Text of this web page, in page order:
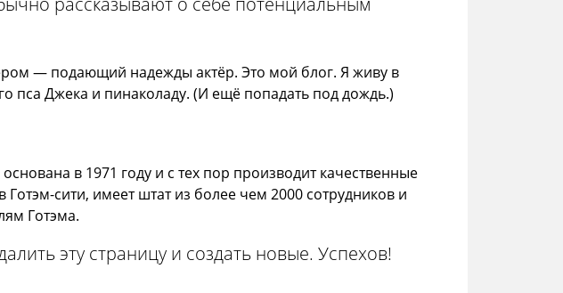
— подающий надежды актёр. Это мой блог. Я живу в
пса Джека и пинаколаду. (И ещё попадать под дождь.)
в 1971 году и с тех пор производит качественные
сити, имеет штат из более чем 2000 сотрудников и
Готэма.
эту страницу и создать новые. Успехов!